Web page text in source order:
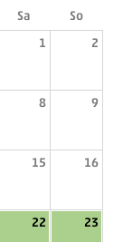
Sa
So
1
2
8 9
15 16
22 23